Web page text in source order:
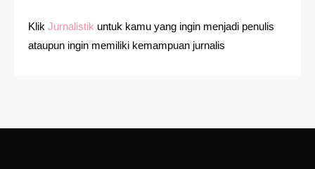
Klik Jurnalistik untuk kamu yang ingin menjadi penulis
ataupun ingin memiliki kemampuan jurnalis